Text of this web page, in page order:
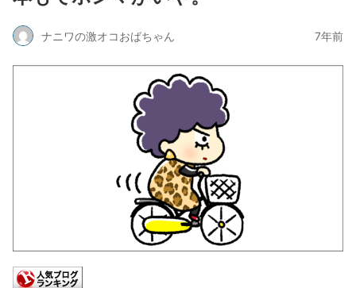
ナニワの激オコおばちゃん 7年前